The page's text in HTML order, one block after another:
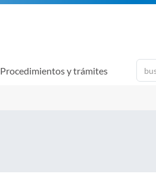
Procedimientos y trámites